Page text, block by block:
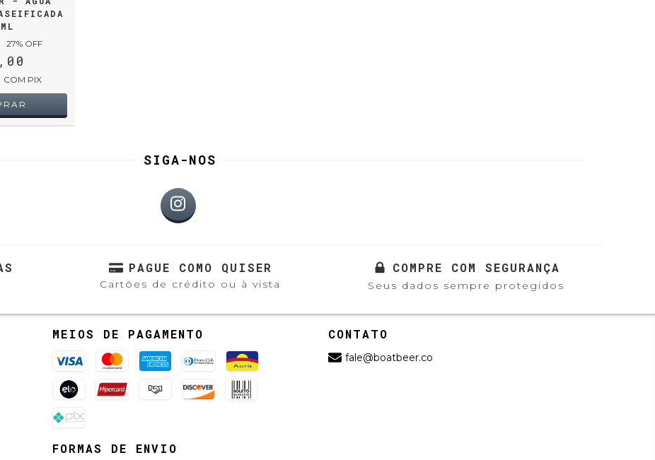
27% OFF
COM PIX
SIGA-NOS
PAGUE COMO QUISER
Cartões de crédito ou à vista
COMPRE COM SEGURANÇA
Seus dados sempre protegidos
MEIOS DE PAGAMENTO
FORMAS DE ENVIO
CONTATO
fale@boatbeer.co